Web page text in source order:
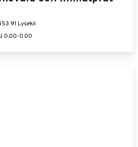
91 Lysekil
0.00-0.00